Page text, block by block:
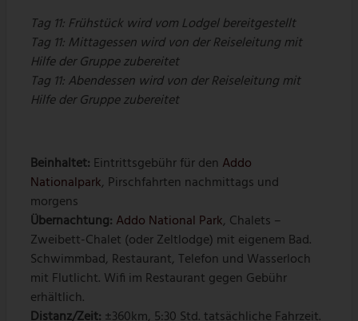
Tag 11: Frühstück wird vom Lodgel bereitgestellt
Tag 11: Mittagessen wird von der Reiseleitung mit
Hilfe der Gruppe zubereitet
Tag 11: Abendessen wird von der Reiseleitung mit
Hilfe der Gruppe zubereitet
Beinhaltet: Eintrittsgebühr für den Addo
Nationalpark, Pirschfahrten nachmittags und
morgens
Übernachtung: Addo National Park, Chalets –
Zweibett-Chalet (oder Zeltlodge) mit eigenem Bad.
Schwimmbad, Restaurant, Telefon und Wasserloch
mit Flutlicht. Wifi im Restaurant gegen Gebühr
erhältlich.
Distanz/Zeit: ±360km, 5:30 Std. tatsächliche Fahrzeit.